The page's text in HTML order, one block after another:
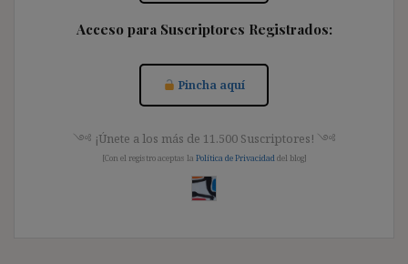
Acceso para Suscriptores Registrados:
Pincha aquí
༺ ¡Únete a los más de 11.500 Suscriptores! ༺
[Con el registro aceptas la Política de Privacidad del blog]